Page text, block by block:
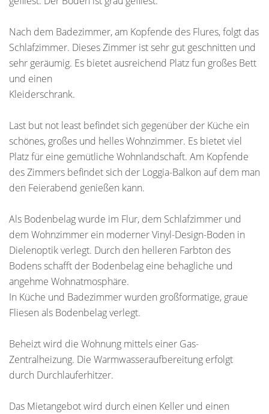
Nach dem Badezimmer, am Kopfende des Flures, folgt das
Schlafzimmer. Dieses Zimmer ist sehr gut geschnitten und
sehr geräumig. Es bietet ausreichend Platz fun großes Bett
und einen
Kleiderschrank.
Last but not least befindet sich gegenüber der Küche ein
schönes, großes und helles Wohnzimmer. Es bietet viel
Platz für eine gemütliche Wohnlandschaft. Am Kopfende
des Zimmers befindet sich der Loggia-Balkon auf dem man
den Feierabend genießen kann.
Als Bodenbelag wurde im Flur, dem Schlafzimmer und
dem Wohnzimmer ein moderner Vinyl-Design-Boden in
Dielenoptik verlegt. Durch den helleren Farbton des
Bodens schafft der Bodenbelag eine behagliche und
angehme Wohnatmosphäre.
In Küche und Badezimmer wurden großformatige, graue
Fliesen als Bodenbelag verlegt.
Beheizt wird die Wohnung mittels einer Gas-
Zentralheizung. Die Warmwasseraufbereitung erfolgt
durch Durchlauferhitzer.
Das Mietangebot wird durch einen Keller und einen